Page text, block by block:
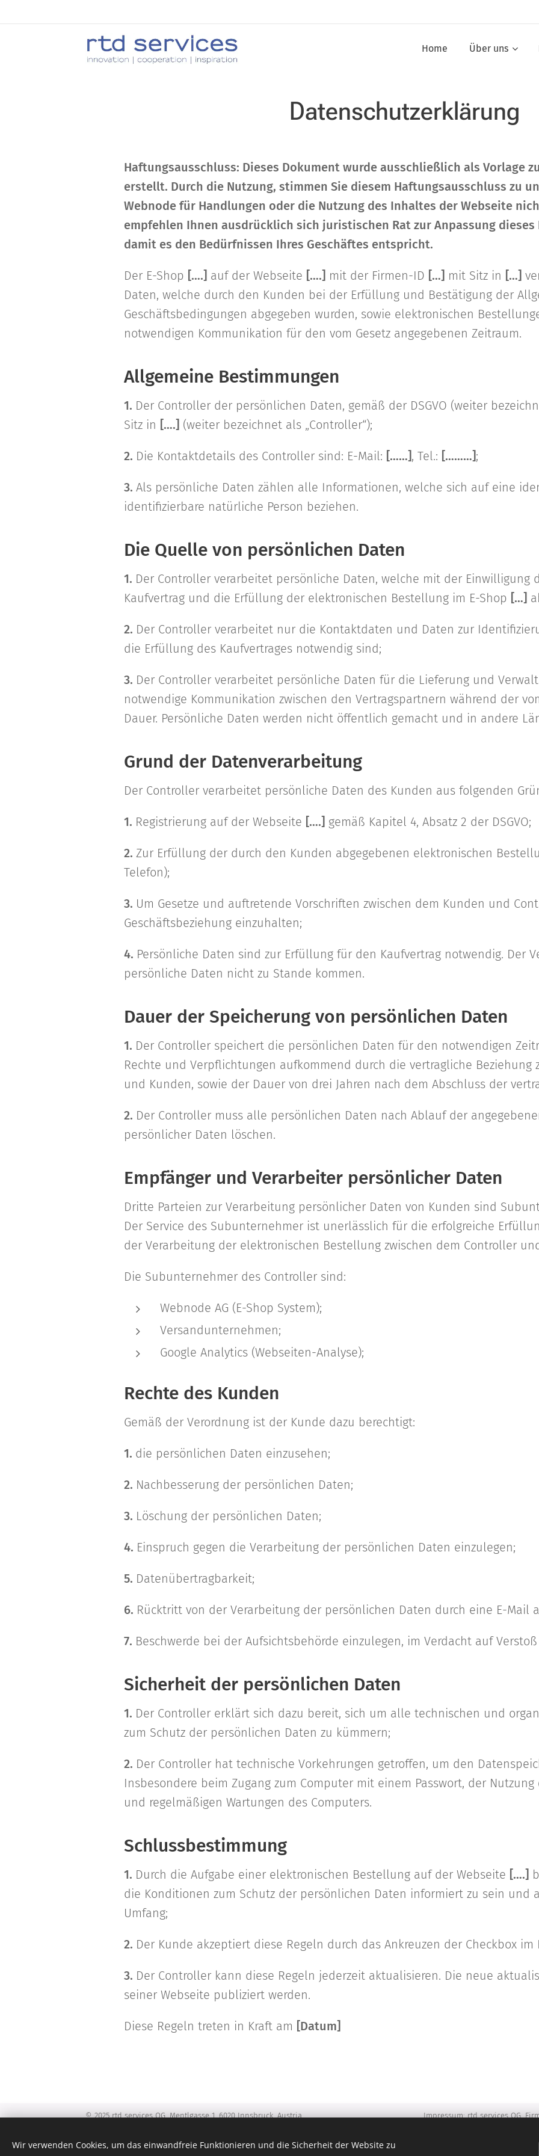
Home Über uns
Datenschutzerklärung
Haftungsausschluss: Dieses Dokument wurde ausschließlich als Vorlage
erstellt. Durch die Nutzung, stimmen Sie diesem Haftungsausschluss zu
Webnode für Handlungen oder die Nutzung des Inhaltes der Webseite
empfehlen Ihnen ausdrücklich sich juristischen Rat zur Anpassung dieses
damit es den Bedürfnissen Ihres Geschäftes entspricht.
Der E-Shop [….] auf der Webseite [….] mit der Firmen-ID […] mit Sitz in […]
Daten, welche durch den Kunden bei der Erfüllung und Bestätigung der
Geschäftsbedingungen abgegeben wurden, sowie elektronischen
notwendigen Kommunikation für den vom Gesetz angegebenen Zeitraum.
Allgemeine Bestimmungen
1. Der Controller der persönlichen Daten, gemäß der DSGVO (weiter
Sitz in [….] (weiter bezeichnet als „Controller“);
2. Die Kontaktdetails des Controller sind: E-Mail: [……], Tel.: [………];
3. Als persönliche Daten zählen alle Informationen, welche sich auf eine
identifizierbare natürliche Person beziehen.
Die Quelle von persönlichen Daten
1. Der Controller verarbeitet persönliche Daten, welche mit der Einwilligung
Kaufvertrag und die Erfüllung der elektronischen Bestellung im E-Shop […]
2. Der Controller verarbeitet nur die Kontaktdaten und Daten zur
die Erfüllung des Kaufvertrages notwendig sind;
3. Der Controller verarbeitet persönliche Daten für die Lieferung und
notwendige Kommunikation zwischen den Vertragspartnern während der
Dauer. Persönliche Daten werden nicht öffentlich gemacht und in andere
Grund der Datenverarbeitung
Der Controller verarbeitet persönliche Daten des Kunden aus folgenden
1. Registrierung auf der Webseite [….] gemäß Kapitel 4, Absatz 2 der DSGVO;
2. Zur Erfüllung der durch den Kunden abgegebenen elektronischen
Telefon);
3. Um Gesetze und auftretende Vorschriften zwischen dem Kunden und
Geschäftsbeziehung einzuhalten;
4. Persönliche Daten sind zur Erfüllung für den Kaufvertrag notwendig. Der
persönliche Daten nicht zu Stande kommen.
Dauer der Speicherung von persönlichen Daten
1. Der Controller speichert die persönlichen Daten für den notwendigen
Rechte und Verpflichtungen aufkommend durch die vertragliche Beziehung
und Kunden, sowie der Dauer von drei Jahren nach dem Abschluss der
2. Der Controller muss alle persönlichen Daten nach Ablauf der
persönlicher Daten löschen.
Empfänger und Verarbeiter persönlicher Daten
Dritte Parteien zur Verarbeitung persönlicher Daten von Kunden sind
Der Service des Subunternehmer ist unerlässlich für die erfolgreiche
der Verarbeitung der elektronischen Bestellung zwischen dem Controller
Die Subunternehmer des Controller sind:
Webnode AG (E-Shop System);
Versandunternehmen;
Google Analytics (Webseiten-Analyse);
Rechte des Kunden
Gemäß der Verordnung ist der Kunde dazu berechtigt:
1. die persönlichen Daten einzusehen;
2. Nachbesserung der persönlichen Daten;
3. Löschung der persönlichen Daten;
4. Einspruch gegen die Verarbeitung der persönlichen Daten einzulegen;
5. Datenübertragbarkeit;
6. Rücktritt von der Verarbeitung der persönlichen Daten durch eine E-Mail
7. Beschwerde bei der Aufsichtsbehörde einzulegen, im Verdacht auf
Sicherheit der persönlichen Daten
1. Der Controller erklärt sich dazu bereit, sich um alle technischen und
zum Schutz der persönlichen Daten zu kümmern;
2. Der Controller hat technische Vorkehrungen getroffen, um den
Insbesondere beim Zugang zum Computer mit einem Passwort, der
und regelmäßigen Wartungen des Computers.
Schlussbestimmung
1. Durch die Aufgabe einer elektronischen Bestellung auf der Webseite [….]
die Konditionen zum Schutz der persönlichen Daten informiert zu sein und
Umfang;
2. Der Kunde akzeptiert diese Regeln durch das Ankreuzen der Checkbox im
3. Der Controller kann diese Regeln jederzeit aktualisieren. Die neue
seiner Webseite publiziert werden.
Diese Regeln treten in Kraft am [Datum]
© 2025 rtd services OG, Mentlgasse 1, 6020 Innsbruck, Austria.
Impressum: rtd services OG,
DI Andreas Moser MBA;
Wir verwenden Cookies, um das einwandfreie Funktionieren und die Sicherheit der Website zu